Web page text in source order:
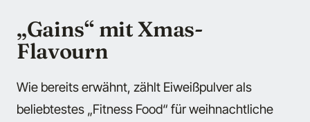
„Gains“ mit Xmas-
Flavourn
Wie bereits erwähnt, zählt Eiweißpulver als
beliebtestes „Fitness Food“ für weihnachtliche